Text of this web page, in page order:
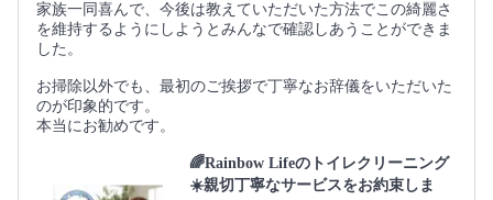
家族一同喜んで、今後は教えていただいた方法でこの綺麗さ
を維持するようにしようとみんなで確認しあうことができま
した。
お掃除以外でも、最初のご挨拶で丁寧なお辞儀をいただいた
のが印象的です。
本当にお勧めです。
🌈Rainbow Lifeのトイレクリーニング
☀️親切丁寧なサービスをお約束しま